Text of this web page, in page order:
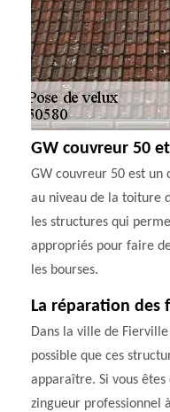
GW couvreur 50
GW couvreur 50 est un
au niveau de la toiture
les structures qui
appropriés pour faire
les bourses.
La réparation des
Dans la ville de
possible que ces
apparaître. Si vous
zingueur professionnel